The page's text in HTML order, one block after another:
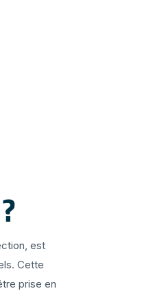
est
Cette
prise en